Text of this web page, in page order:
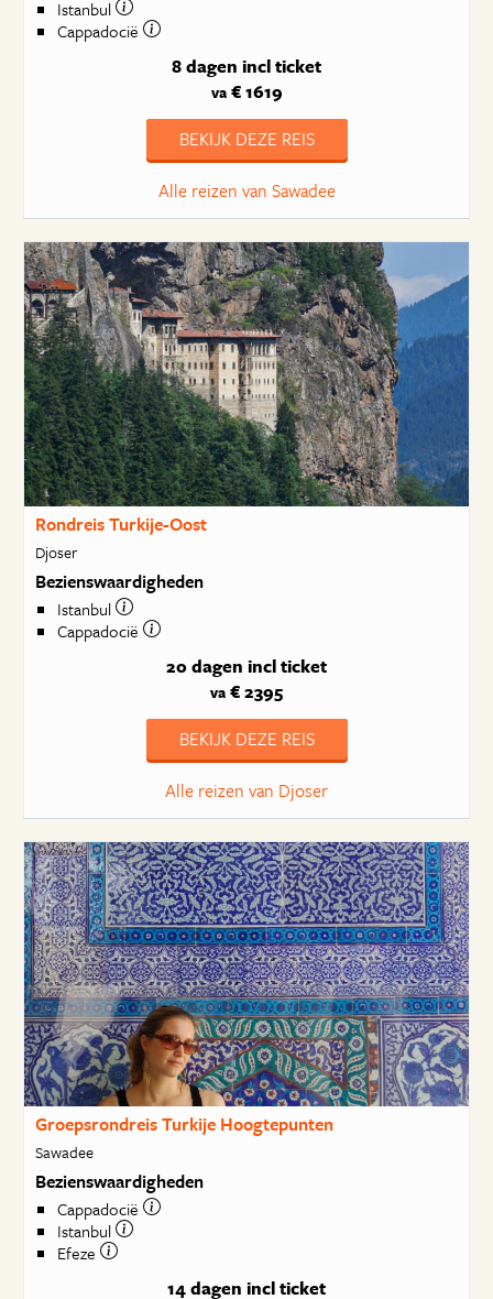
Istanbul
Cappadocië
8 dagen incl ticket
va€ 1619
BEKIJK DEZE REIS
Alle reizen van Sawadee
Rondreis Turkije-Oost
Djoser
Bezienswaardigheden
Istanbul
Cappadocië
20 dagen incl ticket
va € 2395
BEKIJK DEZE REIS
Alle reizen van Djoser
Groepsrondreis Turkije Hoogtepunten
Sawadee
Bezienswaardigheden
Cappadocië
Istanbul
Efeze
14 dagen incl ticket